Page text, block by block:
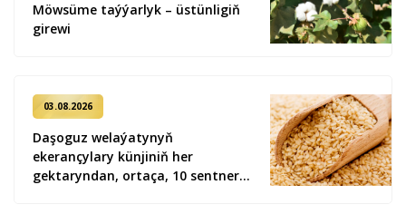
Möwsüme taýýarlyk – üstünligiň
girewi
03.08.2026
Daşoguz welaýatynyň
ekerançylary künjiniň her
gektaryndan, ortaça, 10 sentner